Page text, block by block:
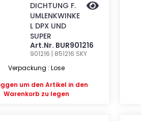
DICHTUNG F.
UMLENKWINKE
L DPX UND
SUPER
Art.Nr. BUR901216
901216 | 851216 SKY
Verpackung : Lose
um den Artikel in den
Warenkorb zu legen